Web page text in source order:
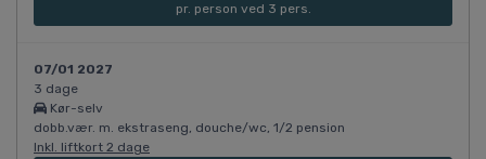
pr. person ved 3 pers.
07/01 2027
3 dage
Kør-selv
dobb.vær. m. ekstraseng, douche/wc, 1/2 pension
Inkl. liftkort 2 dage